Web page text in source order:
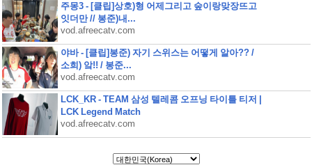
주몽3 - [클립]상호)형 어제그리고 숲이랑맞장뜨고
잇더만 // 봉준)내...
vod.afreecatv.com
야바 - [클립]봉준) 자기 스위스는 어떻게 알아?? /
소희) 앜!! / 봉준...
vod.afreecatv.com
LCK_KR - TEAM 삼성 텔레콤 오프닝 타이틀 티저 |
LCK Legend Match
vod.afreecatv.com